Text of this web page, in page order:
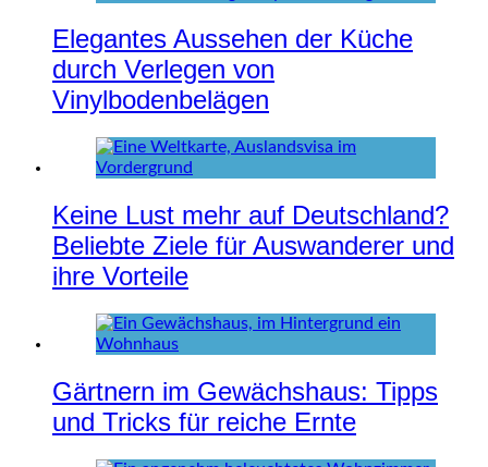
Elegantes Aussehen der Küche
durch Verlegen von
Vinylbodenbelägen
Keine Lust mehr auf Deutschland?
Beliebte Ziele für Auswanderer und
ihre Vorteile
Gärtnern im Gewächshaus: Tipps
und Tricks für reiche Ernte